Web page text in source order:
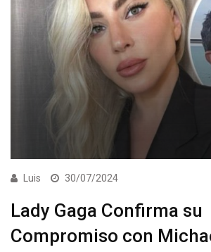
Luis 30/07/2024
Lady Gaga Confirma su
Compromiso con